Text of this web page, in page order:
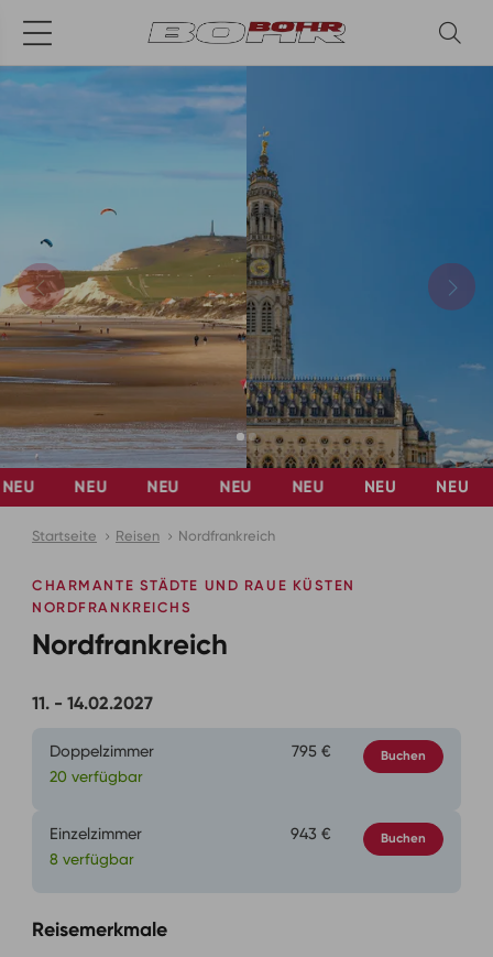
Startseite Reisen Nordfrankreich
Nordfrankreich
CHARMANTE STÄDTE UND RAUE KÜSTEN
NORDFRANKREICHS
11. - 14.02.2027
Doppelzimmer
20 verfügbar
795 € Buchen
Einzelzimmer
8 verfügbar
943 € Buchen
Reisemerkmale